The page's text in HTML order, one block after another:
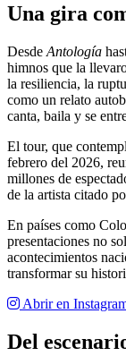
Una gira
Desde Antología
himnos que la
la resiliencia, la
como un relato
canta, baila y se
El tour, que
febrero del 2026,
millones de
de la artista citado
En países como
presentaciones no
acontecimientos
transformar su
Abrir en
Del